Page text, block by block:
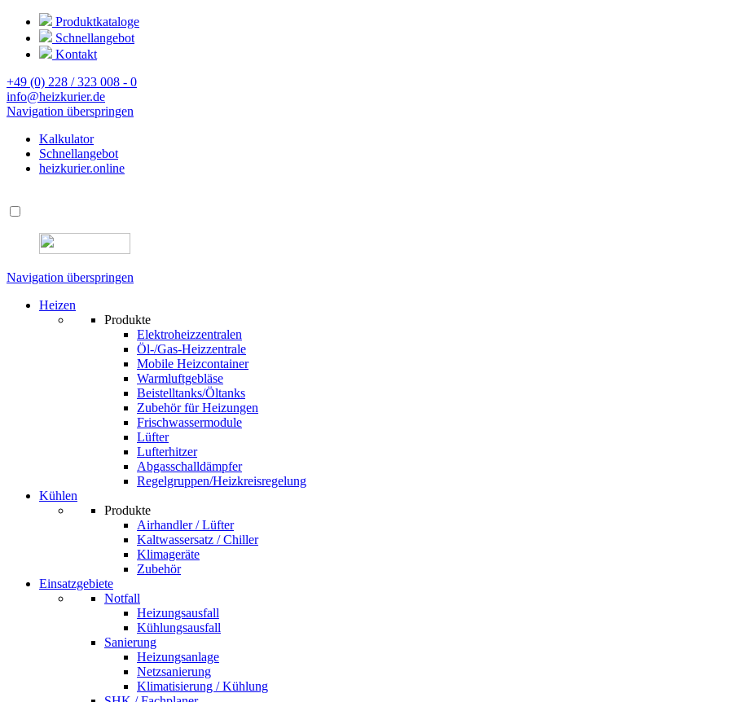
Produktkataloge
Schnellangebot
Kontakt
+49 (0) 228 / 323 008 - 0
info@heizkurier.de
Navigation überspringen
Kalkulator
Schnellangebot
heizkurier.online
Navigation überspringen
Heizen
Produkte
Elektroheizzentralen
Öl-/Gas-Heizzentrale
Mobile Heizcontainer
Warmluftgebläse
Beistelltanks/Öltanks
Zubehör für Heizungen
Frischwassermodule
Lüfter
Lufterhitzer
Abgasschalldämpfer
Regelgruppen/Heizkreisregelung
Kühlen
Produkte
Airhandler / Lüfter
Kaltwassersatz / Chiller
Klimageräte
Zubehör
Einsatzgebiete
Notfall
Heizungsausfall
Kühlungsausfall
Sanierung
Heizungsanlage
Netzsanierung
Klimatisierung / Kühlung